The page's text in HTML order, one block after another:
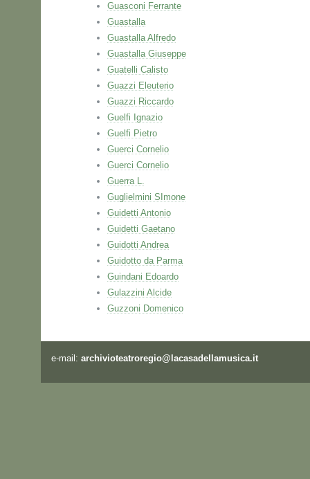
Guasconi Ferrante
Guastalla
Guastalla Alfredo
Guastalla Giuseppe
Guatelli Calisto
Guazzi Eleuterio
Guazzi Riccardo
Guelfi Ignazio
Guelfi Pietro
Guerci Cornelio
Guerci Cornelio
Guerra L.
Guglielmini SImone
Guidetti Antonio
Guidetti Gaetano
Guidotti Andrea
Guidotto da Parma
Guindani Edoardo
Gulazzini Alcide
Guzzoni Domenico
e-mail: archivioteatroregio@lacasadellamusica.it